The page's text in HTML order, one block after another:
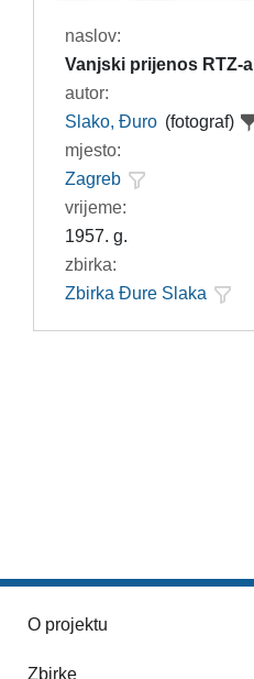
naslov:
Vanjski prijenos RTZ-a
autor:
Slako, Đuro (fotograf)
mjesto:
Zagreb
vrijeme:
1957. g.
zbirka:
Zbirka Đure Slaka
O projektu
Zbirke